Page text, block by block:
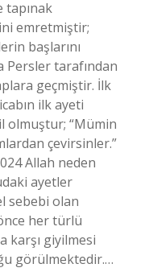
tapınak
emretmiştir;
başlarını
Persler tarafından
geçmiştir. İlk
ilk ayeti
olmuştur; “Mümin
çevirsinler.”
Allah neden
ayetler
sebebi olan
her türlü
karşı giyilmesi
görülmektedir.…